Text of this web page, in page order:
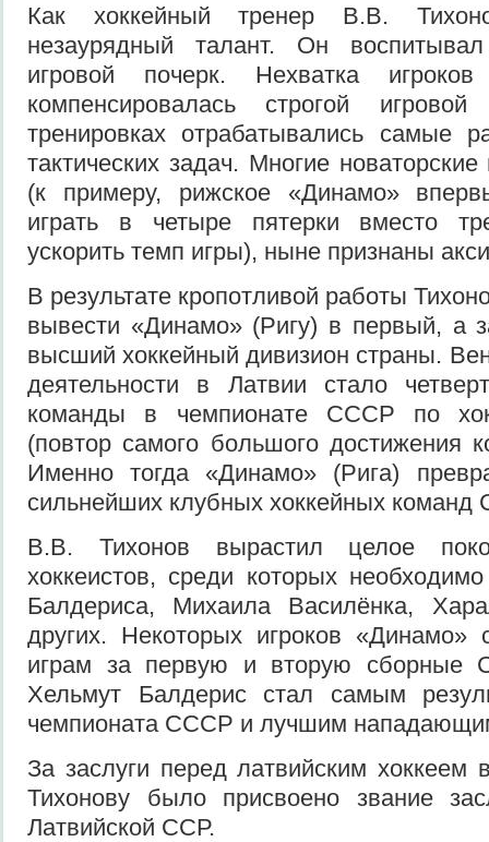
Как хоккейный тренер В.В.
незаурядный талант. Он
игровой почерк. Нехватка
компенсировалась строгой
тренировках отрабатывались самые
тактических задач. Многие
(к примеру, рижское «Динамо»
играть в четыре пятерки вместо
ускорить темп игры), ныне признаны
В результате кропотливой работы
вывести «Динамо» (Ригу) в первый, а
высший хоккейный дивизион страны.
деятельности в Латвии стало
команды в чемпионате СССР по
(повтор самого большого достижения
Именно тогда «Динамо» (Рига)
сильнейших клубных хоккейных
В.В. Тихонов вырастил целое
хоккеистов, среди которых
Балдериса, Михаила Василёнка,
других. Некоторых игроков «Динамо»
играм за первую и вторую сборные
Хельмут Балдерис стал самым
чемпионата СССР и лучшим
За заслуги перед латвийским хоккеем
Тихонову было присвоено звание
Латвийской ССР.